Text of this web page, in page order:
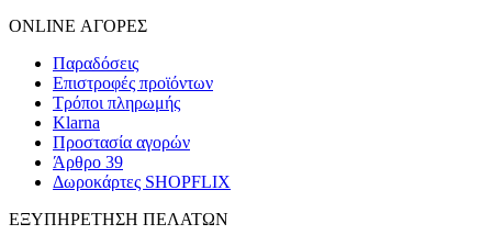
ONLINE ΑΓΟΡΕΣ
Παραδόσεις
Επιστροφές προϊόντων
Τρόποι πληρωμής
Klarna
Προστασία αγορών
Άρθρο 39
Δωροκάρτες SHOPFLIX
ΕΞΥΠΗΡΕΤΗΣΗ ΠΕΛΑΤΩΝ